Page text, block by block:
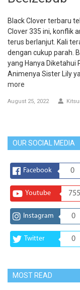
Black Clover terbaru
Clover 335 ini, konflik
terus berlanjut. Kali
dengan cukup parah.
yang Hanya Diketahui
Animenya Sister Lily
more
August 25, 2022
OUR SOCIAL MEDIA
Facebook 0
Youtube 755
Instagram 0
Twitter 0
MOST READ